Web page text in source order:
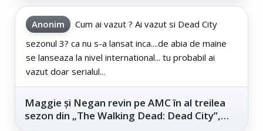
Anonim
Cum ai vazut ? Ai vazut si Dead City
sezonul 3? ca nu s-a lansat inca....de abia de maine
se lanseaza la nivel international... tu probabil ai
vazut doar serialul...
Maggie și Negan revin pe AMC în al treilea
sezon din „The Walking Dead: Dead City”,